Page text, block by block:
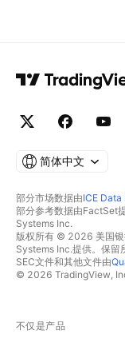
简体中文
部分市场数据由ICE
部分参考数据由FactSet
Systems Inc.
版权所有 © 2026 美国
Systems Inc.提供。保留
SEC文件和其他文件由
© 2026 TradingView,
不仅是产品